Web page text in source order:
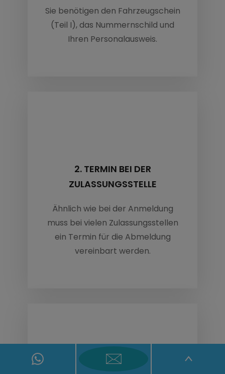
Sie benötigen den Fahrzeugschein
(Teil I), das Nummernschild und
Ihren Personalausweis.
2. TERMIN BEI DER
ZULASSUNGSSTELLE
Ähnlich wie bei der Anmeldung
muss bei vielen Zulassungsstellen
ein Termin für die Abmeldung
vereinbart werden.